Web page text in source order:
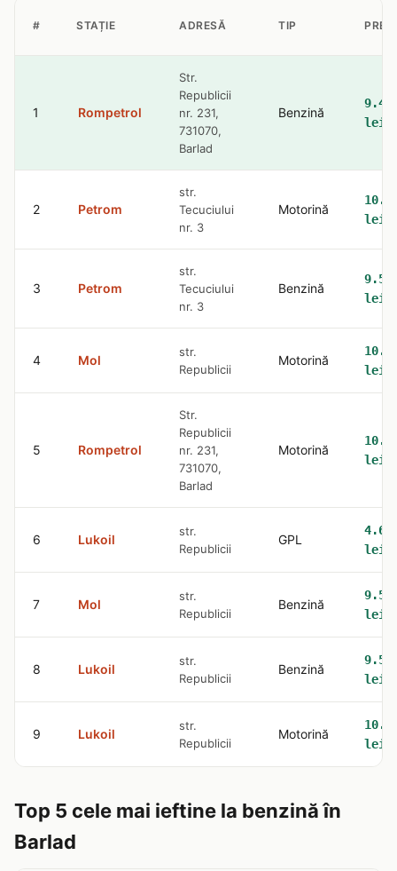
# STAȚIE ADRESĂ TIP PREȚ
1 Rompetrol
Str.
Republicii
nr. 231,
731070,
Barlad
Benzină
9.47
lei
2 Petrom
str.
Tecuciului
nr. 3
Motorină
lei
3 Petrom
str.
Tecuciului
nr. 3
Benzină
9.51
lei
4 Mol
str.
Republicii
Motorină
lei
5 Rompetrol
Str.
Republicii
nr. 231,
731070,
Barlad
Motorină
lei
6 Lukoil
str.
Republicii
GPL
4.61
lei
7 Mol
str.
Republicii
Benzină
9.57
lei
8 Lukoil
str.
Republicii
Benzină
9.59
lei
9 Lukoil
str.
Republicii
Motorină
lei
Top 5 cele mai ieftine la benzină în
Barlad